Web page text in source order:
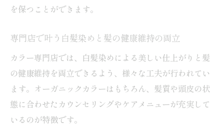
を保つことができます。
専門店で叶う白髪染めと髪の健康維持の両立
カラー専門店では、白髪染めによる美しい仕上がりと髪
の健康維持を両立できるよう、様々な工夫が行われてい
ます。オーガニックカラーはもちろん、髪質や頭皮の状
態に合わせたカウンセリングやケアメニューが充実して
いるのが特徴です。